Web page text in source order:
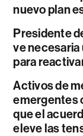
nuevo plan
Presidente
ve necesaria
para
Activos de
emergentes
que el
eleve las